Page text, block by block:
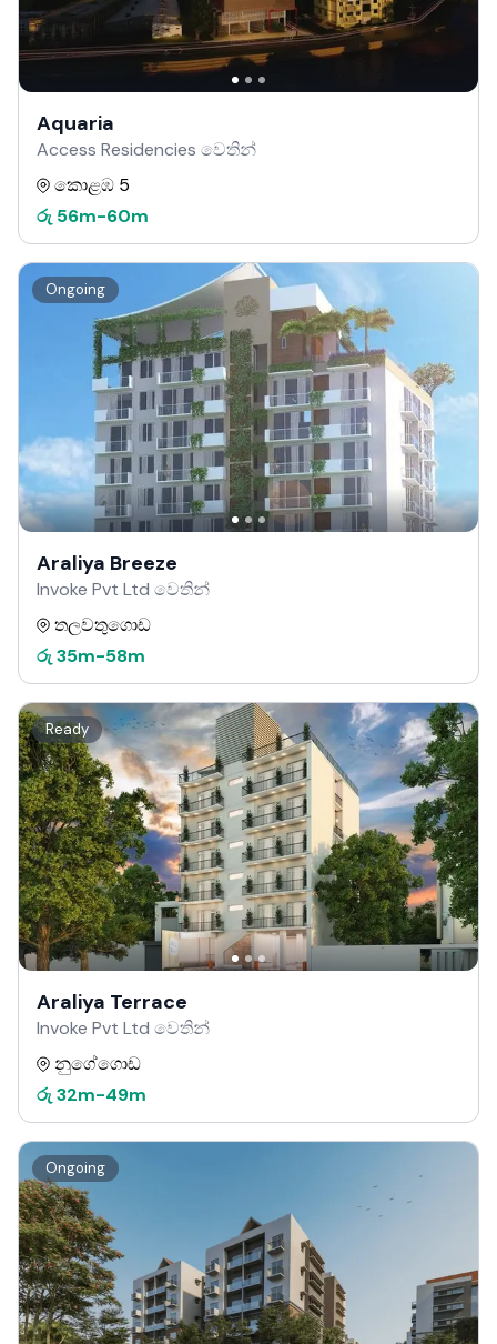
Aquaria
Access Residencies වෙතින්
කොළඹ 5
රු 56m-60m
Ongoing
Araliya Breeze
Invoke Pvt Ltd වෙතින්
තලවතුගොඩ
රු 35m-58m
Ready
Araliya Terrace
Invoke Pvt Ltd වෙතින්
නුගේගොඩ
රු 32m-49m
Ongoing